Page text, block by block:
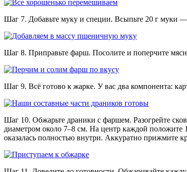
Шаг 7. Добавьте муку и специи. Всыпьте 20 г муки —
Шаг 8. Приправьте фарш. Посолите и поперчите
Шаг 9. Всё готово к жарке. У вас два компонента:
Шаг 10. Обжарьте драники с фаршем. Разогрейте
диаметром около 7–8 см. На центр каждой положите
оказалась полностью внутри. Аккуратно прижмите